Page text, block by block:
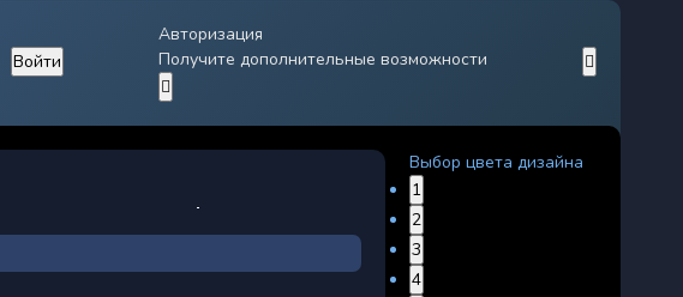
Войти
Авторизация
Получите дополнительные возможности
Выбор цвета дизайна
1
2
3
4